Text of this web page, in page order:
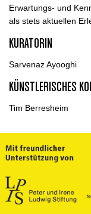
Erwartungs- und
als stets aktuellen
KURATORIN
Sarvenaz Ayooghi
KÜNSTLERISCHES
Tim Berresheim